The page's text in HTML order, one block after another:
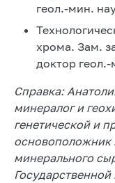
геол.-мин.
хрома. Зам.
доктор
Справка:
минералог и
генетической и
основоположник
минерального